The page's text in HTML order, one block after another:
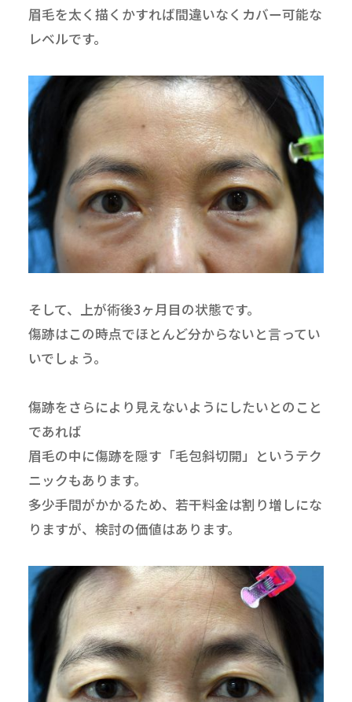
眉毛を太く描くかすれば間違いなくカバー可能な
レベルです。
そして、上が術後3ヶ月目の状態です。
傷跡はこの時点でほとんど分からないと言ってい
いでしょう。
傷跡をさらにより見えないようにしたいとのこと
であれば
眉毛の中に傷跡を隠す「毛包斜切開」というテク
ニックもあります。
多少手間がかかるため、若干料金は割り増しにな
りますが、検討の価値はあります。